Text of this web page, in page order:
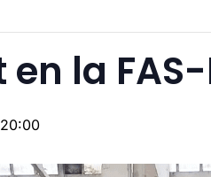
la
20:00